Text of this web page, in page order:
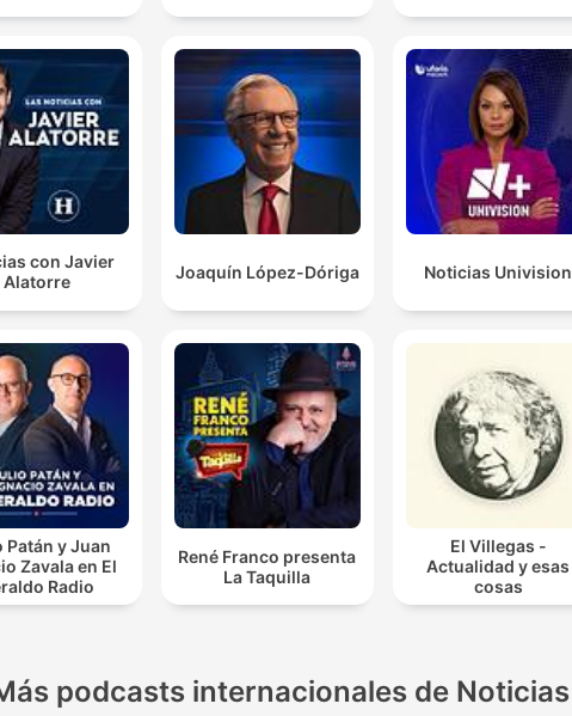
con Javier
Alatorre
Joaquín López-Dóriga Noticias Univision
Patán y Juan
Zavala en El
Radio
René Franco presenta
La Taquilla
El Villegas -
Actualidad y esas
cosas
podcasts internacionales de Noticias